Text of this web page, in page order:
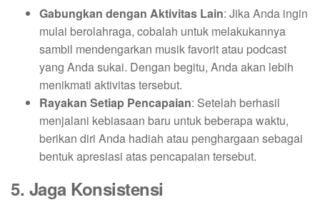
Gabungkan dengan Aktivitas Lain: Jika Anda ingin
mulai berolahraga, cobalah untuk melakukannya
sambil mendengarkan musik favorit atau podcast
yang Anda sukai. Dengan begitu, Anda akan lebih
menikmati aktivitas tersebut.
Rayakan Setiap Pencapaian: Setelah berhasil
menjalani kebiasaan baru untuk beberapa waktu,
berikan diri Anda hadiah atau penghargaan sebagai
bentuk apresiasi atas pencapaian tersebut.
5. Jaga Konsistensi